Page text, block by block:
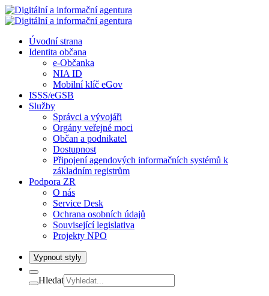
Úvodní strana
Identita občana
e-Občanka
NIA ID
Mobilní klíč eGov
ISSS/eGSB
Služby
Správci a vývojáři
Orgány veřejné moci
Občan a podnikatel
Dostupnost
Připojení agendových informačních systémů k
základním registrům
Podpora ZR
O nás
Service Desk
Ochrana osobních údajů
Související legislativa
Projekty NPO
Vypnout styly
Hledat